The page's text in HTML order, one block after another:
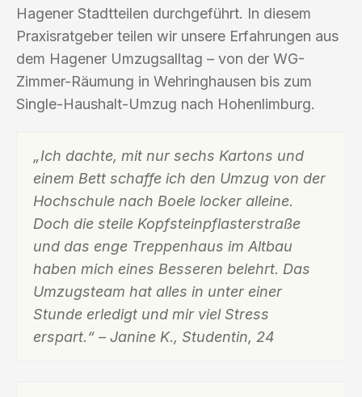
Hagener Stadtteilen durchgeführt. In diesem
Praxisratgeber teilen wir unsere Erfahrungen aus
dem Hagener Umzugsalltag – von der WG-
Zimmer-Räumung in Wehringhausen bis zum
Single-Haushalt-Umzug nach Hohenlimburg.
„Ich dachte, mit nur sechs Kartons und
einem Bett schaffe ich den Umzug von der
Hochschule nach Boele locker alleine.
Doch die steile Kopfsteinpflasterstraße
und das enge Treppenhaus im Altbau
haben mich eines Besseren belehrt. Das
Umzugsteam hat alles in unter einer
Stunde erledigt und mir viel Stress
erspart.“ – Janine K., Studentin, 24